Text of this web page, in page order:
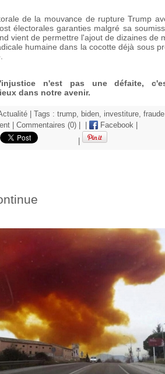
de la mouvance de rupture Trump
électorales garanties malgré sa
vient de permettre l'ajout de dizaines de
humaine dans la cocotte déjà sous
n'est pas une défaite,
dans notre avenir.
| Tags : trump biden investiture fraude
Commentaires (0) Facebook